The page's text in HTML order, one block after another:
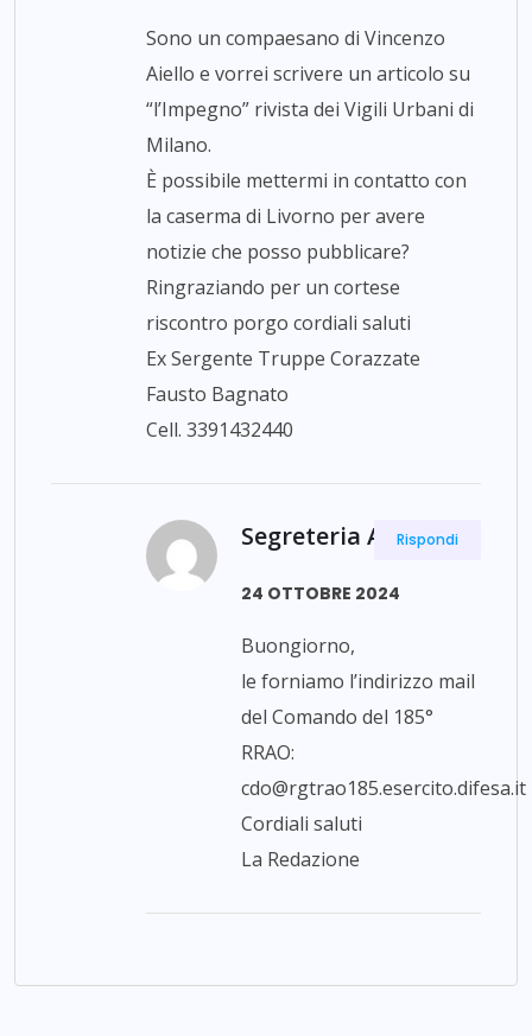
Sono un compaesano di Vincenzo
Aiello e vorrei scrivere un articolo su
“l’Impegno” rivista dei Vigili Urbani di
Milano.
È possibile mettermi in contatto con
la caserma di Livorno per avere
notizie che posso pubblicare?
Ringraziando per un cortese
riscontro porgo cordiali saluti
Ex Sergente Truppe Corazzate
Fausto Bagnato
Cell. 3391432440
Segreteria ANPdI
24 OTTOBRE 2024
Buongiorno,
le forniamo l’indirizzo mail
del Comando del 185°
RRAO:
cdo@rgtrao185.esercito.difesa.it
Cordiali saluti
La Redazione
Rispondi